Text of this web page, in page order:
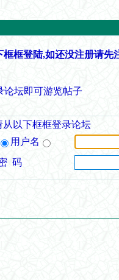
框登陆,如还没注册请先
论坛即可游览帖子
从以下框框登录论坛
用户名
码